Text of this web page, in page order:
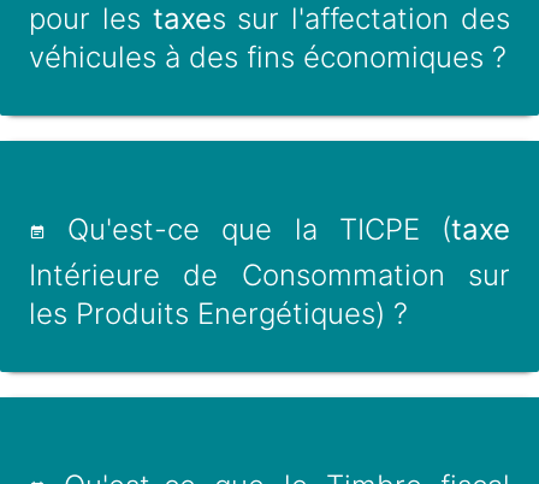
pour les taxes sur l'affectation des
véhicules à des fins économiques ?
Qu'est-ce que la TICPE (taxe
Intérieure de Consommation sur
les Produits Energétiques) ?